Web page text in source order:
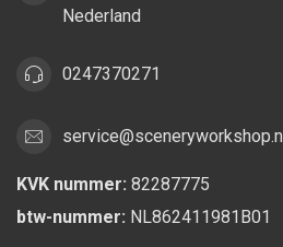
Nederland
0247370271
service@sceneryworkshop.nl
KVK nummer: 82287775
btw-nummer: NL862411981B01